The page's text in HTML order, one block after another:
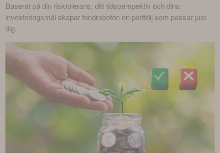
Baserat på din risktolerans, ditt tidsperspektiv och dina
investeringsmål skapar fondroboten en portfölj som passar just
dig.